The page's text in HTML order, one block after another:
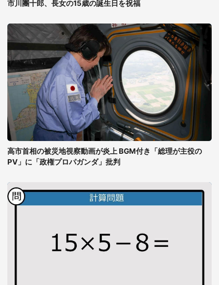
市川團十郎、長女の15歳の誕生日を祝福
高市首相の被災地視察動画が炎上 BGM付き「総理が主役の
PV」に「政権プロパガンダ」批判